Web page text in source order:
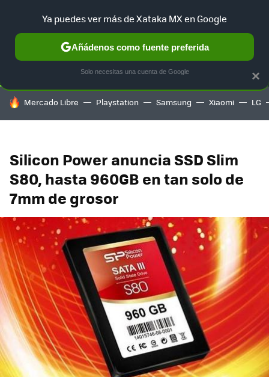
SELECCIÓN GAMING HOME AUTO TERRITORIO
HOY SE HABLA DE
Mercado Libre Playstation Samsung Xiaomi LG
Silicon Power anuncia SSD Slim
S80, hasta 960GB en tan solo de
7mm de grosor
×
Ya puedes ver más de Xataka MX en Google
Añádenos como fuente preferida
Solo necesitas una cuenta de Google